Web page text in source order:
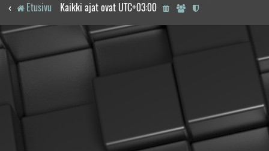
Etusivu Kaikki ajat ovat UTC+03:00